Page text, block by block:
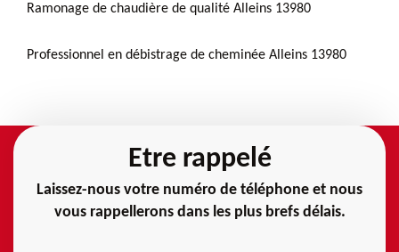
Ramonage de chaudière de qualité Alleins 13980
Professionnel en débistrage de cheminée Alleins 13980
Etre rappelé
Laissez-nous votre numéro de téléphone et nous
vous rappellerons dans les plus brefs délais.